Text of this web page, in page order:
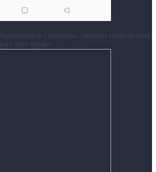
страницы, указана нужная нам
этот пункт.